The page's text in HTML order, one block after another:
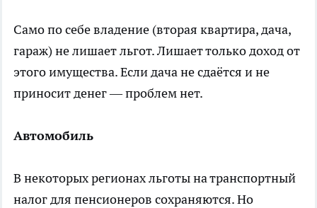
Само по себе владение (вторая квартира, дача,
гараж) не лишает льгот. Лишает только доход от
этого имущества. Если дача не сдаётся и не
приносит денег — проблем нет.
Автомобиль
В некоторых регионах льготы на транспортный
налог для пенсионеров сохраняются. Но